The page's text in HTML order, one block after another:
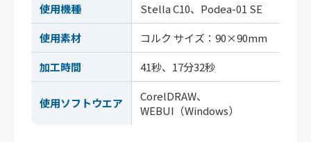
使用機種
Stella C10、Podea-01 SE
使用素材
コルク サイズ：90×90mm
加工時間
41秒、17分32秒
使用ソフトウエア
CorelDRAW、
WEBUI（Windows）